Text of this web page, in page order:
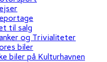
til salg
og Trivialiteter
biler
biler på Kulturhavnen